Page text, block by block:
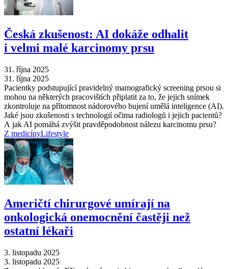
Česká zkušenost: AI dokáže odhalit
i velmi malé karcinomy prsu
31. října 2025
31. října 2025
Pacientky podstupující pravidelný mamografický screening prsou si
mohou na některých pracovištích připlatit za to, že jejich snímek
zkontroluje na přítomnost nádorového bujení umělá inteligence (AI).
Jaké jsou zkušenosti s technologií očima radiologů i jejich pacientů?
A jak AI pomáhá zvýšit pravděpodobnost nálezu karcinomu prsu?
Z medicínyLifestyle
Američtí chirurgové umírají na
onkologická onemocnění častěji než
ostatní lékaři
3. listopadu 2025
3. listopadu 2025